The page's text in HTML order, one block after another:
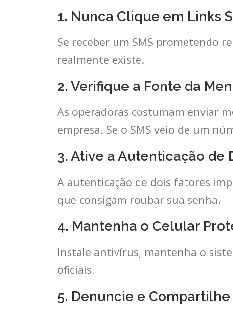
1. Nunca Clique em Links
Se receber um SMS prometendo
realmente existe.
2. Verifique a Fonte da
As operadoras costumam enviar
empresa. Se o SMS veio de um
3. Ative a Autenticação de
A autenticação de dois fatores
que consigam roubar sua senha.
4. Mantenha o Celular
Instale antivírus, mantenha o
oficiais.
5. Denuncie e